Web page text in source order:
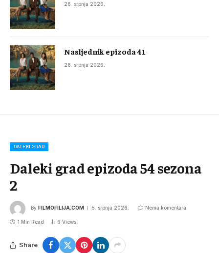
26. srpnja 2026.
Nasljednik epizoda 41
26. srpnja 2026.
DALEKI GRAD
Daleki grad epizoda 54 sezona
2
By FILMOFILIJA.COM 5. srpnja 2026. Nema komentara
1 Min Read 6 Views
Share